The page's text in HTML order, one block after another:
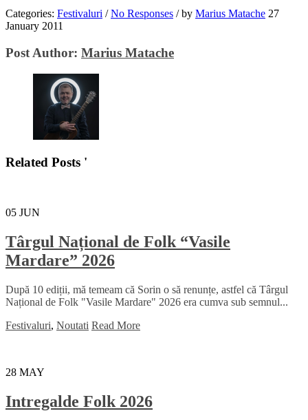
Categories: Festivaluri / No Responses /by Marius Matache 27
January 2011
Post Author: Marius Matache
Related Posts '
05 JUN
Târgul Național de Folk “Vasile
Mardare” 2026
După 10 ediții, mă temeam că Sorin o să renunțe, astfel că Târgul
Național de Folk "Vasile Mardare" 2026 era cumva sub semnul...
Festivaluri, Noutati Read More
28 MAY
Intregalde Folk 2026